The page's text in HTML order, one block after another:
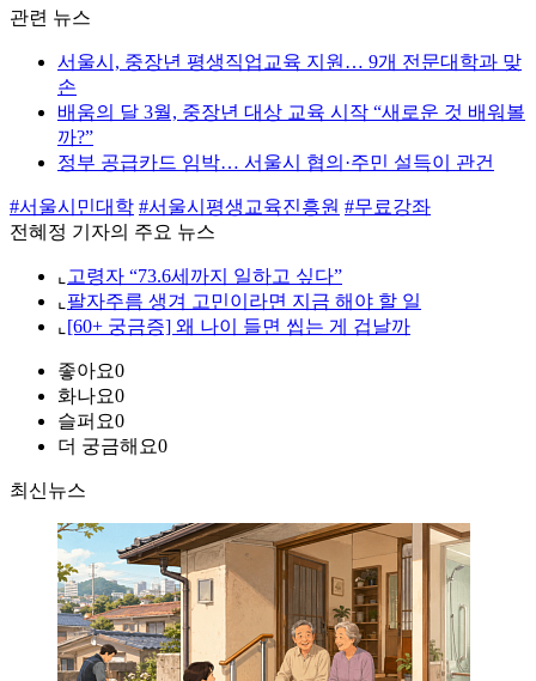
관련 뉴스
서울시, 중장년 평생직업교육 지원… 9개 전문대학과 맞
손
배움의 달 3월, 중장년 대상 교육 시작 “새로운 것 배워볼
까?”
정부 공급카드 임박… 서울시 협의·주민 설득이 관건
#서울시민대학 #서울시평생교육진흥원 #무료강좌
전혜정 기자의 주요 뉴스
⌞ 고령자 “73.6세까지 일하고 싶다”
⌞ 팔자주름 생겨 고민이라면 지금 해야 할 일
⌞ [60+ 궁금증] 왜 나이 들면 씹는 게 겁날까
좋아요0
화나요0
슬퍼요0
더 궁금해요0
최신뉴스